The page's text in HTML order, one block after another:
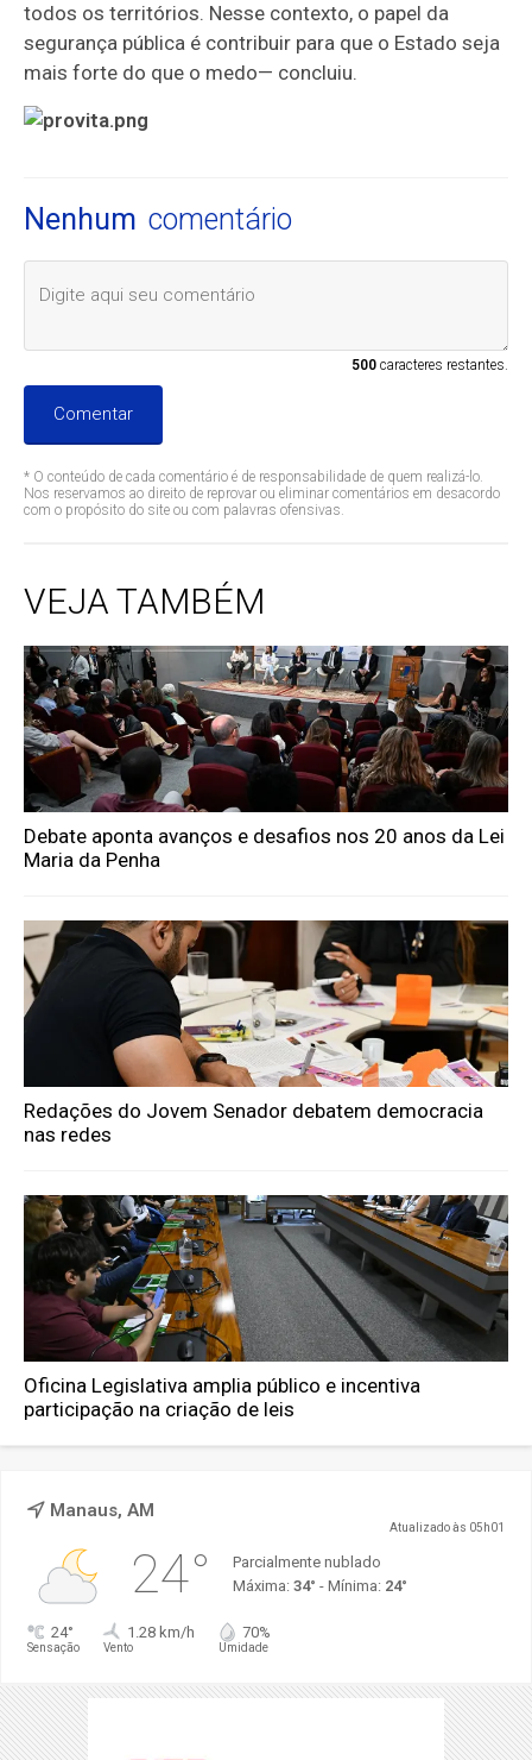
todos os territórios. Nesse contexto, o papel da
segurança pública é contribuir para que o Estado seja
mais forte do que o medo— concluiu.
Nenhum comentário
500caracteres restantes.
Comentar
* O conteúdo de cada comentário é de responsabilidade de quem realizá-lo.
Nos reservamos ao direito de reprovar ou eliminar comentários em desacordo
com o propósito do site ou com palavras ofensivas.
VEJA TAMBÉM
Debate aponta avanços e desafios nos 20 anos da Lei
Maria da Penha
Redações do Jovem Senador debatem democracia
nas redes
Oficina Legislativa amplia público e incentiva
participação na criação de leis
Manaus, AM
Atualizado às 05h01
24°
Parcialmente nublado
Máxima: 34° - Mínima: 24°
24°
Sensação
1.28 km/h
Vento
70%
Umidade